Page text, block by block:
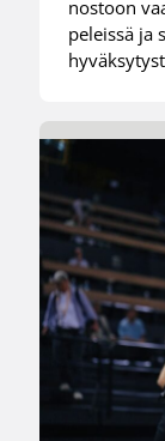
nostoon
peleissä ja